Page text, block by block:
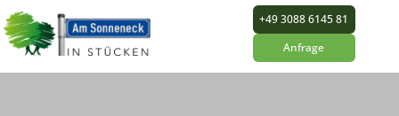
+49 3088 6145 81
Anfrage